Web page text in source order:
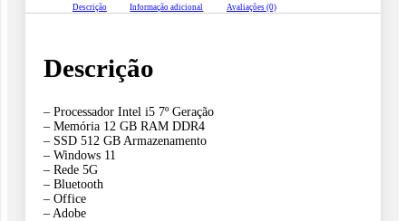
Descrição Informação adicional Avaliações (0)
Descrição
– Processador Intel i5 7º Geração
– Memória 12 GB RAM DDR4
– ⁠SSD 512 GB Armazenamento
– Windows 11
– Rede 5G
– Bluetooth
– Office
– Adobe